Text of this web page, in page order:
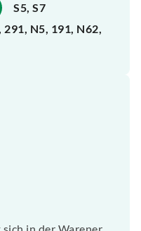
S5, S7
291, N5, 191, N62,